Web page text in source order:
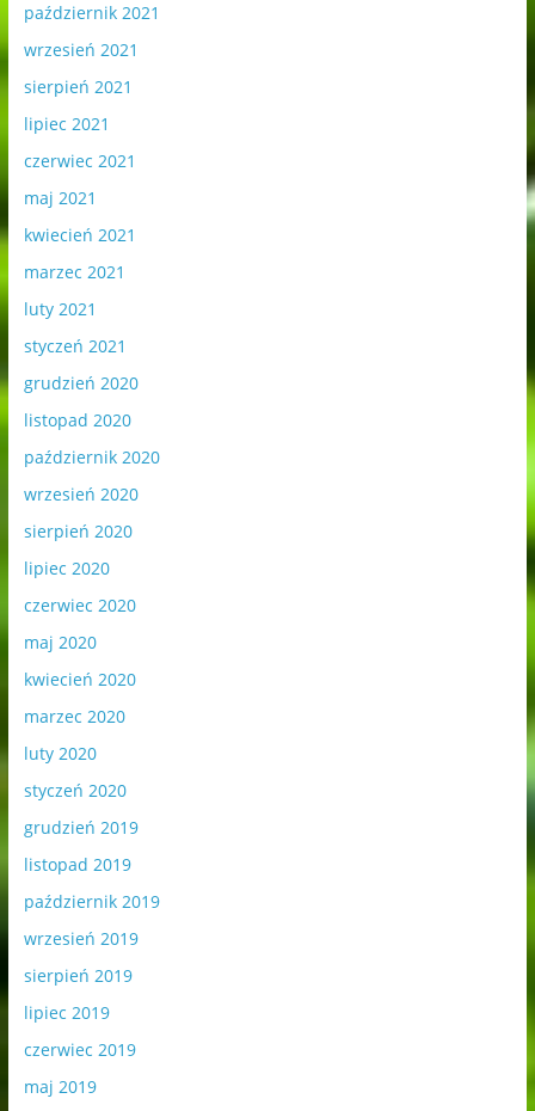
październik 2021
wrzesień 2021
sierpień 2021
lipiec 2021
czerwiec 2021
maj 2021
kwiecień 2021
marzec 2021
luty 2021
styczeń 2021
grudzień 2020
listopad 2020
październik 2020
wrzesień 2020
sierpień 2020
lipiec 2020
czerwiec 2020
maj 2020
kwiecień 2020
marzec 2020
luty 2020
styczeń 2020
grudzień 2019
listopad 2019
październik 2019
wrzesień 2019
sierpień 2019
lipiec 2019
czerwiec 2019
maj 2019